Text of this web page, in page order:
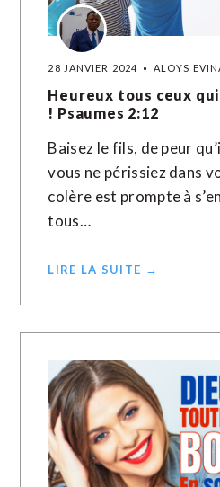
28 JANVIER 2024 ALOYS
Heureux tous ceux
! Psaumes 2:12
Baisez le fils, de peur
vous ne périssiez dans
colère est prompte à
tous…
LIRE LA SUITE →